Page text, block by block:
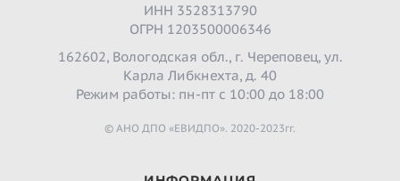
ИНН 3528313790
ОГРН 1203500006346
162602, Вологодская обл., г. Череповец, ул.
Карла Либкнехта, д. 40
Режим работы: пн-пт с 10:00 до 18:00
© АНО ДПО «ЕВИДПО». 2020-2023гг.